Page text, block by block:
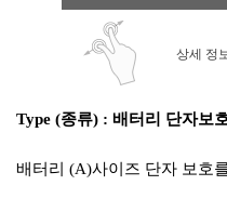
상세 정
Type (종류) : 배터리 단자보
배터리 (A)사이즈 단자 보호